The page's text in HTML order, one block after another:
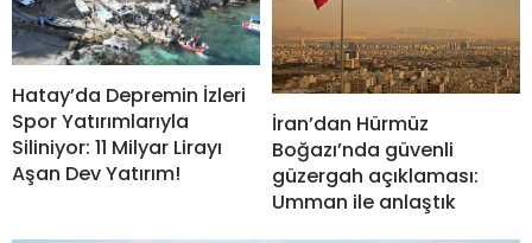
Hatay’da Depremin İzleri
Spor Yatırımlarıyla
Siliniyor: 11 Milyar Lirayı
Aşan Dev Yatırım!
İran’dan Hürmüz
Boğazı’nda güvenli
güzergah açıklaması:
Umman ile anlaştık